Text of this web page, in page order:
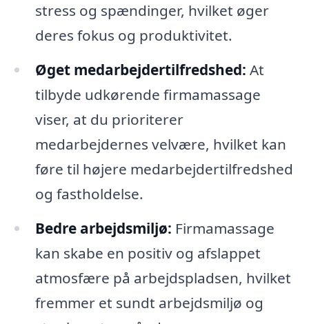
stress og spændinger, hvilket øger
deres fokus og produktivitet.
Øget medarbejdertilfredshed: At
tilbyde udkørende firmamassage
viser, at du prioriterer
medarbejdernes velvære, hvilket kan
føre til højere medarbejdertilfredshed
og fastholdelse.
Bedre arbejdsmiljø: Firmamassage
kan skabe en positiv og afslappet
atmosfære på arbejdspladsen, hvilket
fremmer et sundt arbejdsmiljø og